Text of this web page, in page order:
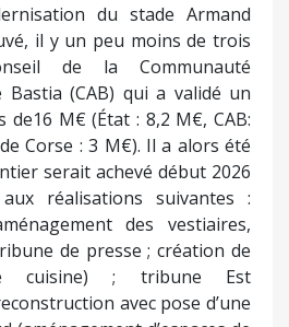
du stade Armand
il y un peu moins de trois
de la Communauté
Bastia (CAB) qui a validé un
de16 M€ (État : 8,2 M€, CAB:
Corse : 3 M€). Il a alors été
serait achevé début 2026
réalisations suivantes :
des vestiaires,
de presse ; création de
cuisine) ; tribune Est
avec pose d’une